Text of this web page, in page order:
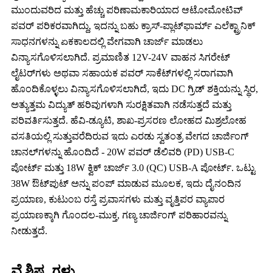
ಮುಂದುವರಿದ ಮತ್ತು ಹೆಚ್ಚು ಪರಿಣಾಮಕಾರಿಯಾದ ಆಟೋಮೋಟಿವ್
ಪವರ್ ಪರಿಕರವಾಗಿದ್ದು, ಇದನ್ನು ಬಹು ಕ್ರಾಸ್-ಪ್ಲಾಟ್‌ಫಾರ್ಮ್ ಎಲೆಕ್ಟ್ರಾನಿಕ್
ಸಾಧನಗಳನ್ನು ಏಕಕಾಲದಲ್ಲಿ ವೇಗವಾಗಿ ಚಾರ್ಜ್ ಮಾಡಲು
ವಿನ್ಯಾಸಗೊಳಿಸಲಾಗಿದೆ. ಪ್ರಮಾಣಿತ 12V-24V ವಾಹನ ಸಿಗರೇಟ್
ಲೈಟರ್‌ಗಳು ಅಥವಾ ಸಹಾಯಕ ಪವರ್ ಸಾಕೆಟ್‌ಗಳಲ್ಲಿ ಸರಾಗವಾಗಿ
ಹೊಂದಿಕೊಳ್ಳಲು ವಿನ್ಯಾಸಗೊಳಿಸಲಾಗಿದೆ, ಇದು DC ಗ್ರಿಡ್ ಶಕ್ತಿಯನ್ನು ಸ್ಥಿರ,
ಅತ್ಯುತ್ತಮ ವಿದ್ಯುತ್ ಹರಿವುಗಳಾಗಿ ಸುರಕ್ಷಿತವಾಗಿ ನಡೆಸುತ್ತದೆ ಮತ್ತು
ಪರಿವರ್ತಿಸುತ್ತದೆ. ಹೆವಿ-ಡ್ಯೂಟಿ, ಶಾಖ-ಪ್ರಸರಣ ಲೋಹದ ಮಿಶ್ರಲೋಹ
ವಸತಿಯಲ್ಲಿ ಸುತ್ತುವರೆದಿರುವ ಇದು ಎರಡು ಸ್ವತಂತ್ರ ವೇಗದ ಚಾರ್ಜಿಂಗ್
ಚಾನಲ್‌ಗಳನ್ನು ಹೊಂದಿದೆ - 20W ಪವರ್ ಡೆಲಿವರಿ (PD) USB-C
ಪೋರ್ಟ್ ಮತ್ತು 18W ಕ್ವಿಕ್ ಚಾರ್ಜ್ 3.0 (QC) USB-A ಪೋರ್ಟ್. ಒಟ್ಟು
38W ಔಟ್‌ಪುಟ್ ಅನ್ನು ಪಂಪ್ ಮಾಡುವ ಮೂಲಕ, ಇದು ದೈನಂದಿನ
ಪ್ರಯಾಣ, ಕುಟುಂಬ ರಸ್ತೆ ಪ್ರವಾಸಗಳು ಮತ್ತು ವೃತ್ತಿಪರ ವ್ಯಾಪಾರ
ಪ್ರಯಾಣಕ್ಕಾಗಿ ಗೊಂದಲ-ಮುಕ್ತ, ಗಣ್ಯ ಚಾರ್ಜಿಂಗ್ ಪರಿಹಾರವನ್ನು
ನೀಡುತ್ತದೆ.